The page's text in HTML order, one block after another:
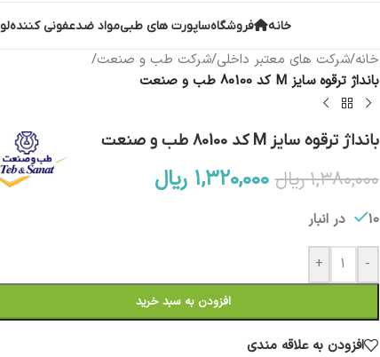
خانه فروشگاهساپورت های طبیمواد ضدعفونی کننده
خانه/شرکت های معتبر داخلی/شرکت طب و صنعت/
بانداژ ترقوه سایز M کد 80100 طب و صنعت
بانداژ ترقوه سایز M کد 80100 طب و صنعت
۱,۳۸۰,۰۰۰ریال ۱,۳۲۰,۰۰۰ ریال
10 در انبار
-
+
افزودن به سبد خرید
افزودن به علاقه مندی